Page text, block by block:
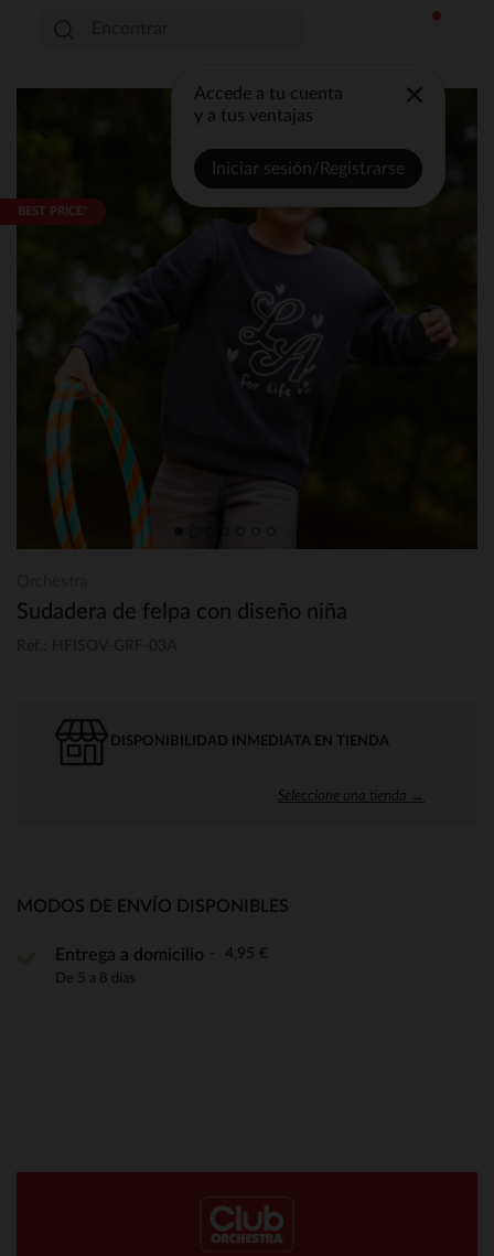
Accede a tu cuenta
y a tus ventajas
Iniciar sesión/Registrarse
BEST PRICE*
Sudadera de felpa con diseño niña
DISPONIBILIDAD INMEDIATA EN TIENDA
Seleccione una tienda →
MODOS DE ENVÍO DISPONIBLES
Entrega a domicilio 4,95 €
De 5 a 8 días